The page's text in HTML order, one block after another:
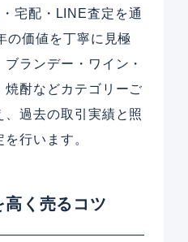
宅配・LINE査定を通
の価値を丁寧に見極
ランデー・ワイン・
焼酎などカテゴリーご
、過去の取引実績と照
行います。
く売るコツ